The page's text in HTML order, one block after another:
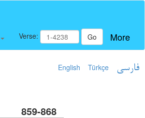
Verse: Go More
English Türkçe فارسی
859-868